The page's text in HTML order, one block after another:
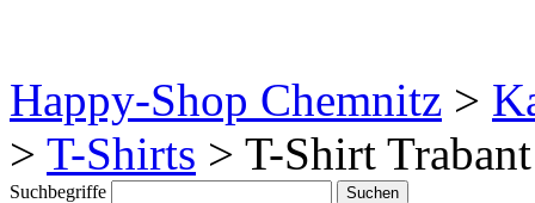
Happy-Shop Chemnitz >
> T-Shirts > T-Shirt
Suchbegriffe